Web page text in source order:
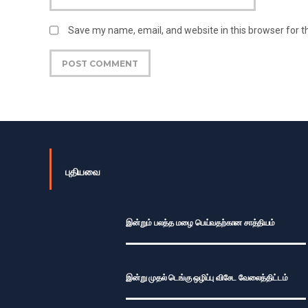
Save my name, email, and website in this browser for
புதியவை
இன்றும் பலத்த மழை பெய்வதற்கான சாத்தியம்
இன்று முதல் டெங்கு ஒழிப்பு விசேட வேலைத்திட்டம்